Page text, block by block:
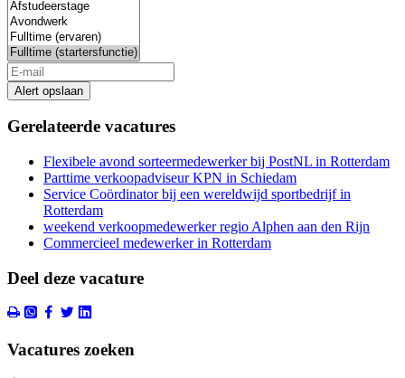
Alert opslaan
Gerelateerde vacatures
Flexibele avond sorteermedewerker bij PostNL in Rotterdam
Parttime verkoopadviseur KPN in Schiedam
Service Coördinator bij een wereldwijd sportbedrijf in
Rotterdam
weekend verkoopmedewerker regio Alphen aan den Rijn
Commercieel medewerker in Rotterdam
Deel deze vacature
Vacatures zoeken